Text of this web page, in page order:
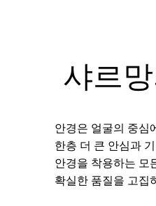
샤르
안경은 얼굴의 중심
한층 더 큰 안심과
안경을 착용하는 모
확실한 품질을 고집